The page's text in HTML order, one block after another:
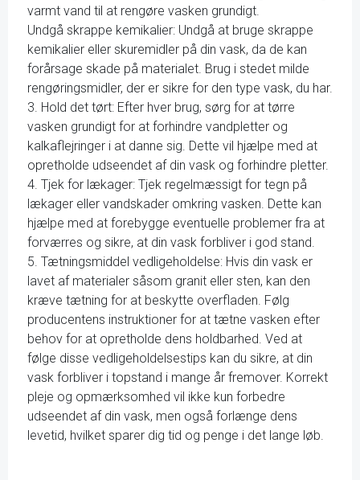
varmt vand til at rengøre vasken grundigt.
Undgå skrappe kemikalier: Undgå at bruge skrappe
kemikalier eller skuremidler på din vask, da de kan
forårsage skade på materialet. Brug i stedet milde
rengøringsmidler, der er sikre for den type vask, du har.
3. Hold det tørt: Efter hver brug, sørg for at tørre
vasken grundigt for at forhindre vandpletter og
kalkaflejringer i at danne sig. Dette vil hjælpe med at
opretholde udseendet af din vask og forhindre pletter.
4. Tjek for lækager: Tjek regelmæssigt for tegn på
lækager eller vandskader omkring vasken. Dette kan
hjælpe med at forebygge eventuelle problemer fra at
forværres og sikre, at din vask forbliver i god stand.
5. Tætningsmiddel vedligeholdelse: Hvis din vask er
lavet af materialer såsom granit eller sten, kan den
kræve tætning for at beskytte overfladen. Følg
producentens instruktioner for at tætne vasken efter
behov for at opretholde dens holdbarhed. Ved at
følge disse vedligeholdelsestips kan du sikre, at din
vask forbliver i topstand i mange år fremover. Korrekt
pleje og opmærksomhed vil ikke kun forbedre
udseendet af din vask, men også forlænge dens
levetid, hvilket sparer dig tid og penge i det lange løb.